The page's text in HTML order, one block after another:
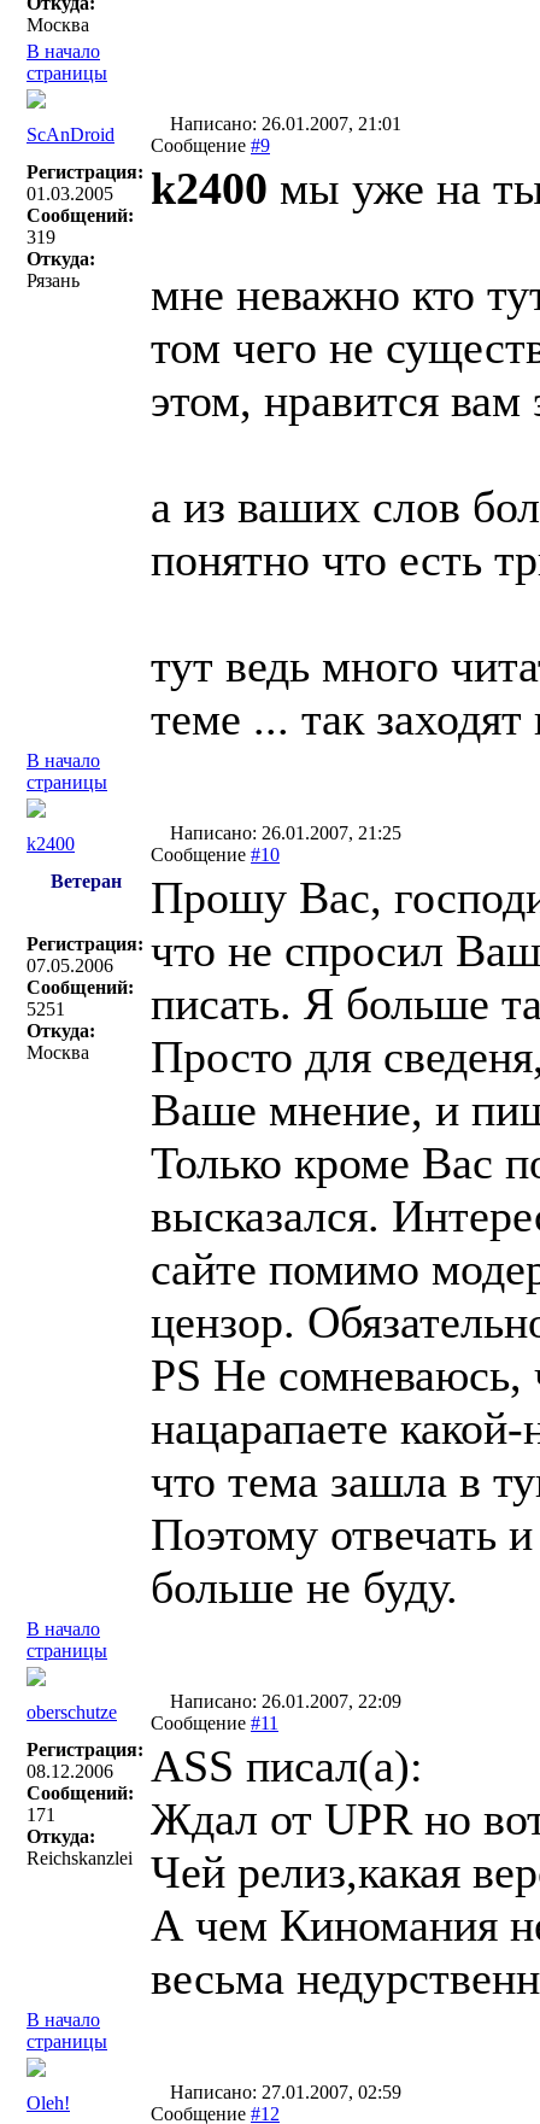
Москва
В начало
страницы
ScAnDroid
Написано: 26.01.2007, 21:01
Сообщение #9
Регистрация:
01.03.2005
Сообщений:
319
Откуда:
Рязань
k2400 мы уже на
мне неважно кто
том чего не
этом, нравится вам
а из ваших слов
понятно что есть
тут ведь много
теме ... так заходят
В начало
страницы
k2400
Написано: 26.01.2007, 21:25
Сообщение #10
Ветеран
Регистрация:
07.05.2006
Сообщений:
5251
Откуда:
Москва
Прошу Вас,
что не спросил
писать. Я больше
Просто для
Ваше мнение, и
Только кроме Вас
высказался.
сайте помимо
цензор.
PS Не сомневаюсь,
нацарапаете
что тема зашла в
Поэтому отвечать
больше не буду.
В начало
страницы
oberschutze
Написано: 26.01.2007, 22:09
Сообщение #11
Регистрация:
08.12.2006
Сообщений:
171
Откуда:
Reichskanzlei
ASS писал(a):
Ждал от UPR но
Чей релиз,какая
А чем Киномания
весьма
В начало
страницы
Oleh!
Написано: 27.01.2007, 02:59
Сообщение #12